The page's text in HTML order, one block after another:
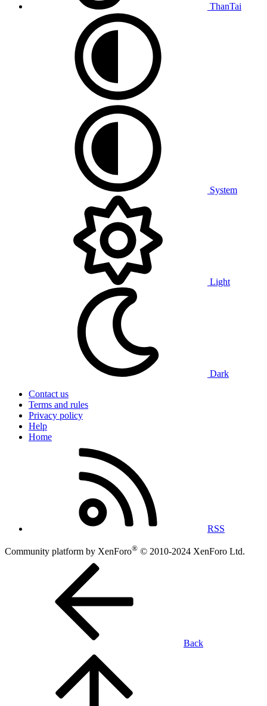
ThanTai
System
Light
Dark
Contact us
Terms and rules
Privacy policy
Help
Home
RSS
Community platform by XenForo® © 2010-2024 XenForo Ltd.
Back